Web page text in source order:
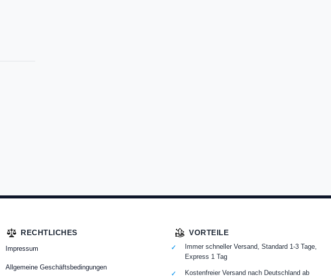
RECHTLICHES
Impressum
Allgemeine Geschäftsbedingungen
VORTEILE
Immer schneller Versand, Standard 1-3 Tage,
Express 1 Tag
Kostenfreier Versand nach Deutschland ab